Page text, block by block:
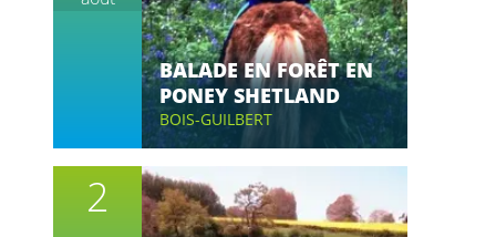
BALADE EN FORÊT EN
PONEY SHETLAND
BOIS-GUILBERT
2